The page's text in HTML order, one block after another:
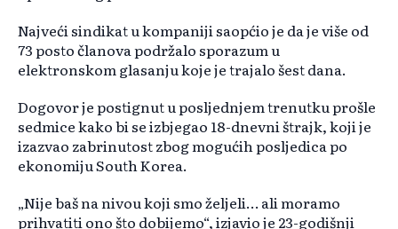
Najveći sindikat u kompaniji saopćio je da je više od
73 posto članova podržalo sporazum u
elektronskom glasanju koje je trajalo šest dana.
Dogovor je postignut u posljednjem trenutku prošle
sedmice kako bi se izbjegao 18-dnevni štrajk, koji je
izazvao zabrinutost zbog mogućih posljedica po
ekonomiju South Korea.
„Nije baš na nivou koji smo željeli… ali moramo
prihvatiti ono što dobijemo“, izjavio je 23-godišnji